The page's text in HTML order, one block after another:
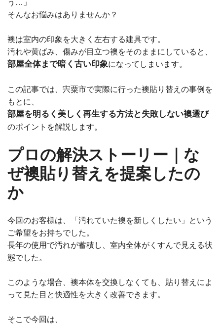
う…」
そんなお悩みはありませんか？
襖は室内の印象を大きく左右する建具です。
汚れや黄ばみ、傷みが目立つ襖をそのままにしていると、
部屋全体まで暗く古い印象になってしまいます。
この記事では、宍粟市で実際に行った襖貼り替えの事例を
もとに、
部屋を明るく美しく再生する方法と失敗しない襖選び
のポイントを解説します。
プロの解決ストーリー｜な
ぜ襖貼り替えを提案したの
か
今回のお客様は、「汚れていた襖を新しくしたい」という
ご希望をお持ちでした。
長年の使用で汚れが蓄積し、室内全体がくすんで見える状
態でした。
このような場合、襖本体を交換しなくても、貼り替えによ
って見た目と快適性を大きく改善できます。
そこで今回は、